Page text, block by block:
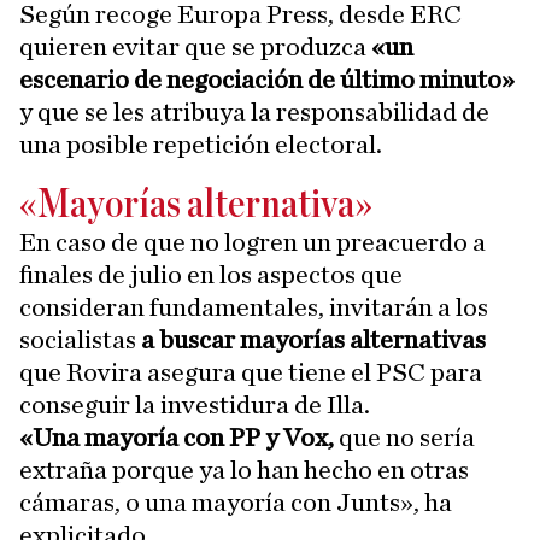
Según recoge Europa Press, desde ERC
quieren evitar que se produzca «un
escenario de negociación de último minuto»
y que se les atribuya la responsabilidad de
una posible repetición electoral.
«Mayorías alternativa»
En caso de que no logren un preacuerdo a
finales de julio en los aspectos que
consideran fundamentales, invitarán a los
socialistas a buscar mayorías alternativas
que Rovira asegura que tiene el PSC para
conseguir la investidura de Illa.
«Una mayoría con PP y Vox, que no sería
extraña porque ya lo han hecho en otras
cámaras, o una mayoría con Junts», ha